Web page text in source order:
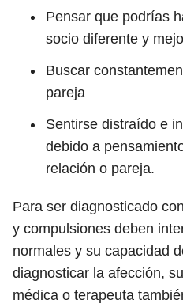
Pensar que podrías
socio diferente y
Buscar
pareja
Sentirse distraído e
debido a
relación o pareja.
Para ser diagnosticado
y compulsiones deben
normales y su capacidad
diagnosticar la afección,
médica o terapeuta